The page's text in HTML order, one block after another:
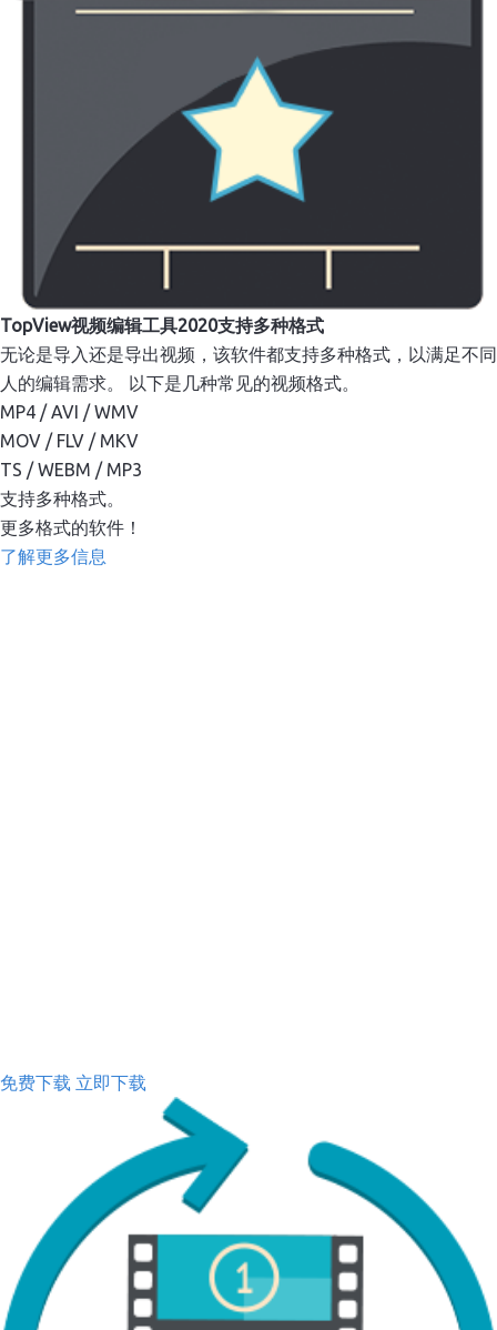
TopView视频编辑工具2020支持多种格式
无论是导入还是导出视频，该软件都支持多种格式，以满足不同
人的编辑需求。 以下是几种常见的视频格式。
MP4 / AVI / WMV
MOV / FLV / MKV
TS / WEBM / MP3
支持多种格式。
更多格式的软件！
了解更多信息
免费下载 立即下载